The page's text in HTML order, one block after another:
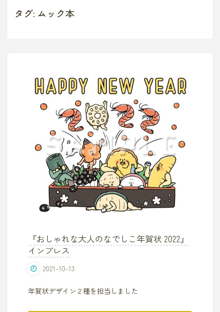
タグ: ムック本
『おしゃれな大人のなでしこ年賀状 2022』
インプレス
2021-10-13
年賀状デザイン２種を担当しました